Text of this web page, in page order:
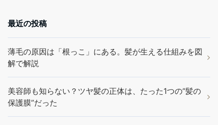
最近の投稿
薄毛の原因は「根っこ」にある。髪が生える仕組みを図
解で解説
美容師も知らない？ツヤ髪の正体は、たった1つの”髪の
保護膜”だった